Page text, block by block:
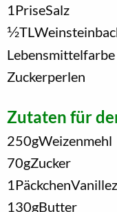
1 PriseSalz
1/2TL
Lebensmittelfarbe
Zuckerperlen
Zutaten für
250gWeizenmehl
70gZucker
1 Päckchen
130gButter